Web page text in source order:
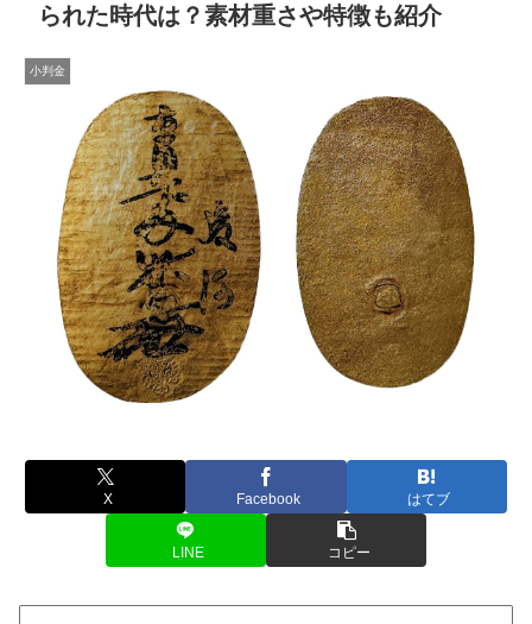
られた時代は？素材重さや特徴も紹介
小判金
X Facebook はてブ
LINE コピー